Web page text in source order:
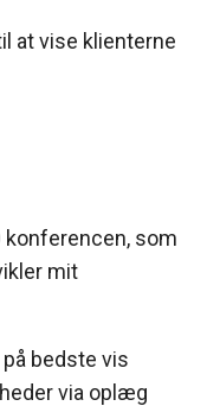
at vise klienterne
konferencen, som
mit
bedste vis
via oplæg